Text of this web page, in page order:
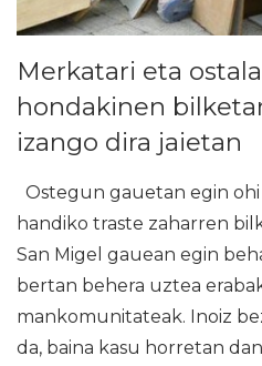
Merkatari eta
hondakinen
izango dira jaietan
Ostegun gauetan egin
handiko traste zaharren
San Migel gauean egin
bertan behera uztea
mankomunitateak. Inoiz
da, baina kasu horretan